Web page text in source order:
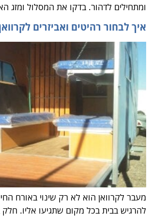
ומתחילים לדהור. בדקו את המסלול ומזג
איך לבחור רהיטים ואביזרים
מעבר לקרוואן הוא לא רק שינוי באורח
להרגיש בבית בכל מקום שתגיעו אליו. חלק